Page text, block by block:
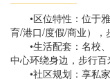
•区位特性：位于雅
育/港口/度假/商业），
•生活配套：名校、
中心环绕身边，步行
•社区规划：享私家